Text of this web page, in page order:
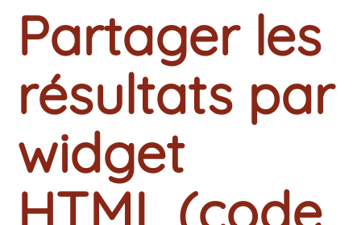
Partager les
résultats par
widget
HTML (code